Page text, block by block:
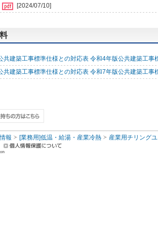
[2024/07/10]
共建築工事標準仕様との対応表 令和4年版公共建築工
共建築工事標準仕様との対応表 令和7年版公共建築工
報 [業務用]低温・給湯・産業冷熱 産業用チリング